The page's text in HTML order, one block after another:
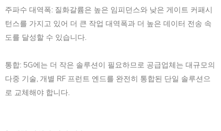
주파수 대역폭: 질화갈륨은 높은 임피던스와 낮은 게이트 커패시
턴스를 가지고 있어 더 큰 작업 대역폭과 더 높은 데이터 전송 속
도를 달성할 수 있습니다.
통합: 5G에는 더 작은 솔루션이 필요하므로 공급업체는 대규모의
다중 기술, 개별 RF 프런트 엔드를 완전히 통합된 단일 솔루션으
로 교체해야 합니다.